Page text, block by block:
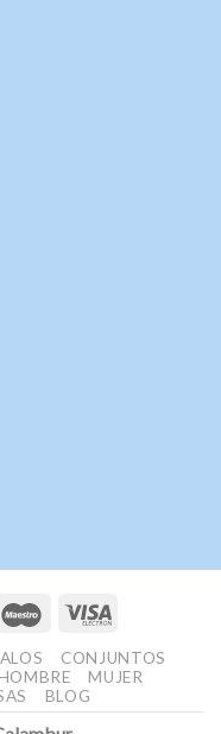
CONJUNTOS
HOMBRE
MUJER
BLOG